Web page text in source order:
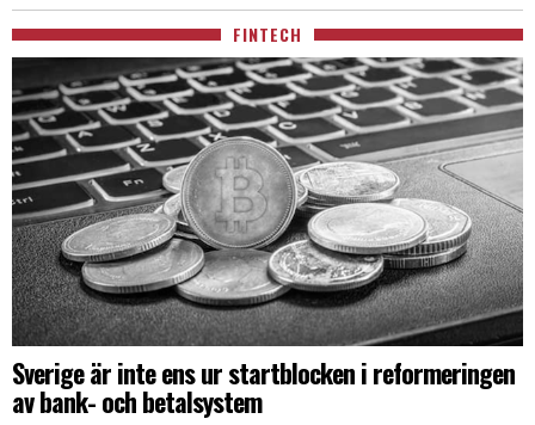
FINTECH
Sverige är inte ens ur startblocken i reformeringen
av bank- och betalsystem